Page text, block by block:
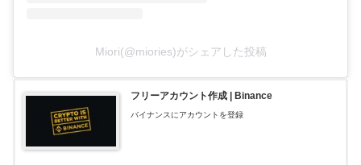
Miori(@miories)がシェアした投稿
フリーアカウント作成 | Binance
バイナンスにアカウントを登録